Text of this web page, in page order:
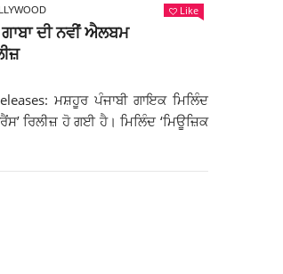
Like
ਦੀ ਨਵੀਂ ਐਲਬਮ
ਮਸ਼ਹੂਰ ਪੰਜਾਬੀ ਗਾਇਕ ਮਿਲਿੰਦ
ਰਿਲੀਜ਼ ਹੋ ਗਈ ਹੈ। ਮਿਲਿੰਦ ‘ਮਿਊਜ਼ਿਕ